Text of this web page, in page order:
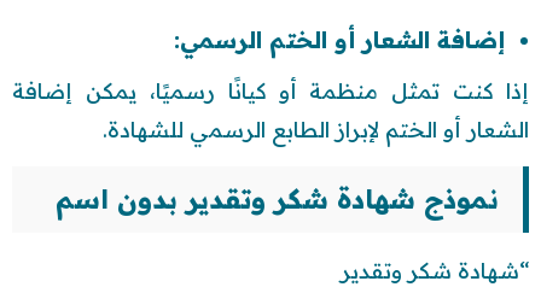
إضافة الشعار أو الختم الرسمي:
إذا كنت تمثل منظمة أو كيانًا رسميًا، يمكن إضافة
الشعار أو الختم لإبراز الطابع الرسمي للشهادة.
نموذج شهادة شكر وتقدير بدون اسم
“شهادة شكر وتقدير